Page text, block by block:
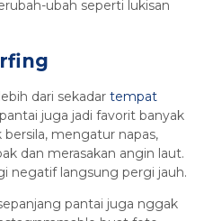
ubah seperti lukisan
dari sekadar tempat
juga jadi favorit banyak
mengatur napas,
dan merasakan angin laut.
negatif langsung pergi jauh.
pantai juga nggak